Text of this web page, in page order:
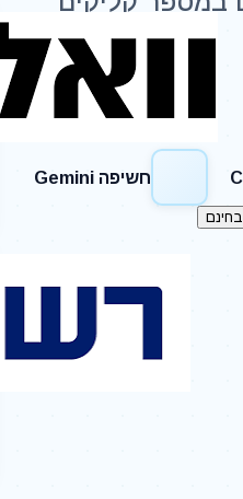
חשיפה Google
חשיפה Gemini